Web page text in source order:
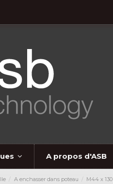
A propos d'ASB
A enchasser dans poteau M44 x 130